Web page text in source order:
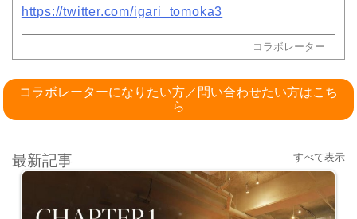
https://twitter.com/igari_tomoka3
コラボレーター
コラボレーターになりたい方／問い合わせたい方はこち
ら
最新記事 すべて表示